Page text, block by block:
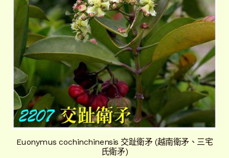
Euonymus cochinchinensis 交趾衛矛 (越南衛矛、三宅
氏衛矛)